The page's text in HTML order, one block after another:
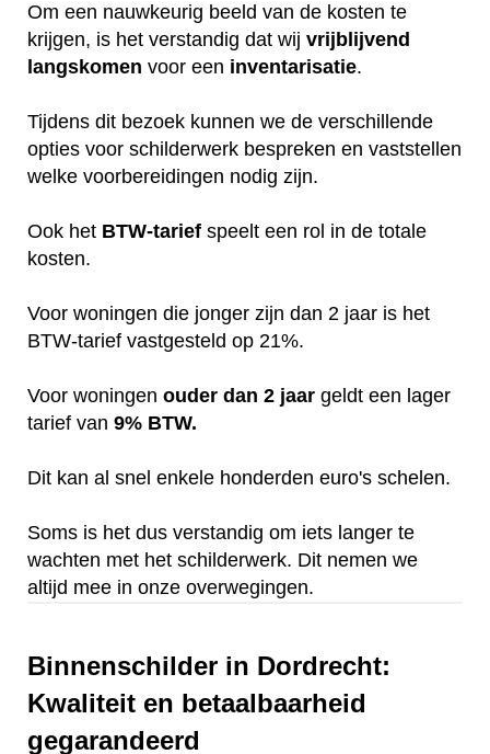
Om een nauwkeurig beeld van de kosten te
krijgen, is het verstandig dat wij vrijblijvend
langskomen voor een inventarisatie.
Tijdens dit bezoek kunnen we de verschillende
opties voor schilderwerk bespreken en vaststellen
welke voorbereidingen nodig zijn.
Ook het BTW-tarief speelt een rol in de totale
kosten.
Voor woningen die jonger zijn dan 2 jaar is het
BTW-tarief vastgesteld op 21%.
Voor woningen ouder dan 2 jaar geldt een lager
tarief van 9% BTW.
Dit kan al snel enkele honderden euro's schelen.
Soms is het dus verstandig om iets langer te
wachten met het schilderwerk. Dit nemen we
altijd mee in onze overwegingen.
Binnenschilder in Dordrecht:
Kwaliteit en betaalbaarheid
gegarandeerd